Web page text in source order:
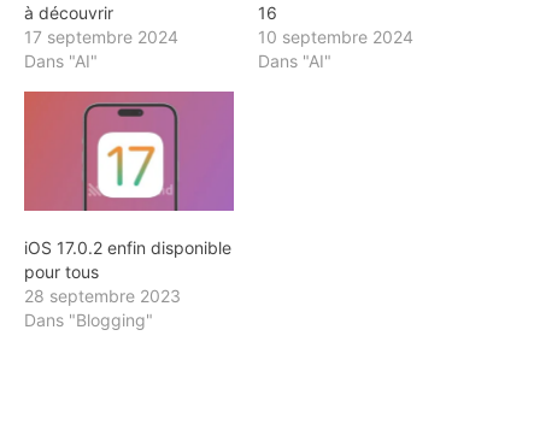
à découvrir
17 septembre 2024
Dans "AI"
16
10 septembre 2024
Dans "AI"
iOS 17.0.2 enfin disponible
pour tous
28 septembre 2023
Dans "Blogging"